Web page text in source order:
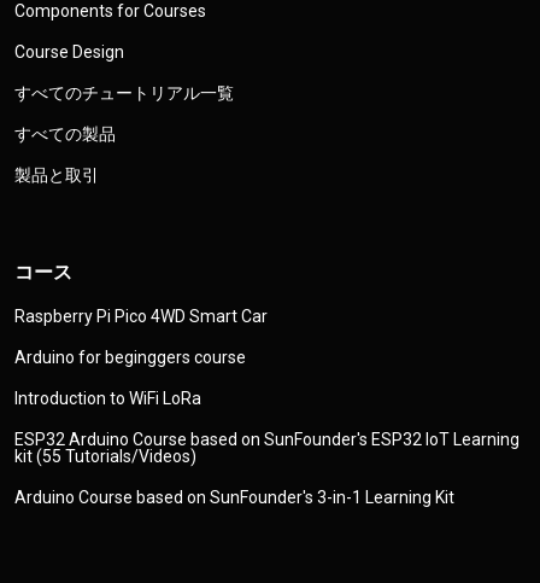
Components for Courses
Course Design
すべてのチュートリアル一覧
すべての製品
製品と取引
コース
Raspberry Pi Pico 4WD Smart Car
Arduino for beginggers course
Introduction to WiFi LoRa
ESP32 Arduino Course based on SunFounder's ESP32 IoT Learning
kit (55 Tutorials/Videos)
Arduino Course based on SunFounder's 3-in-1 Learning Kit